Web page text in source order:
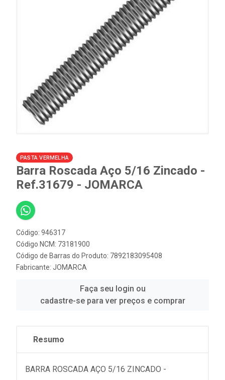
PASTA VERMELHA
Barra Roscada Aço 5/16 Zincado -
Ref.31679 - JOMARCA
Código: 946317
Código NCM: 73181900
Código de Barras do Produto: 7892183095408
Fabricante: JOMARCA
Faça seu login ou
cadastre-se para ver preços e comprar
Resumo
BARRA ROSCADA AÇO 5/16 ZINCADO -